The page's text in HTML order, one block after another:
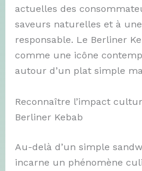
actuelles des
saveurs naturelles et à
responsable. Le Berliner
comme une icône
autour d’un plat simple
Reconnaître l’impact
Berliner Kebab
Au-delà d’un simple
incarne un phénomène